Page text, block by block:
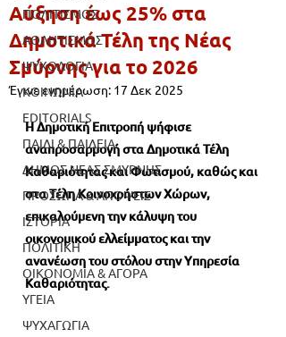
ΠΟΛΙΤΙΣΜΟΣ
ΑΘΛΗΤΙΣΜΟΣ
ΨΥΧΟΛΟΓΙΑ
ΚΟΙΝΩΝΙΑ
EDITORIALS
ΠΑΙΔΙ & ΠΑΙΔΕΙΑ
ΔΗΜΟΣ ΝΕΑΣ ΣΜΥΡΝΗΣ
ΠΡΟΣΩΠΑ & ΑΠΟΨΕΙΣ
ΙΣΤΟΡΙΑ
ΠΟΛΙΤΙΚΗ
ΟΙΚΟΝΟΜΙΑ & ΑΓΟΡΑ
ΥΓΕΙΑ
ΨΥΧΑΓΩΓΙΑ
Αύξηση έως 25% στα
Δημοτικά Τέλη της Νέας
Σμύρνης για το 2026
Έγινε ενημέρωση: 17 Δεκ 2025
Η Δημοτική Επιτροπή ψήφισε
αναπροσαρμογή στα Δημοτικά Τέλη
Καθαριότητας και Φωτισμού, καθώς και
στα Τέλη Κοινοχρήστων Χώρων,
επικαλούμενη την κάλυψη του
οικονομικού ελλείμματος και την
ανανέωση του στόλου στην Υπηρεσία
Καθαριότητας.